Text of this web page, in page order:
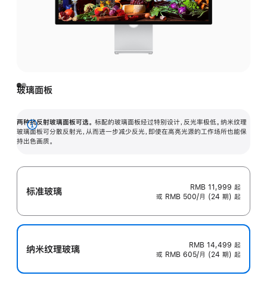
玻璃面板
两种抗反射玻璃面板可选。 标配的玻璃面板经过特别设计，反光率极低。纳米纹理
玻璃面板可分散反射光，从而进一步减少反光，即使在高亮光源的工作场所也能保
持出色画质。
展
开
标准玻璃 RMB 11,999 起
或 RMB 500/月 (24 期) 起
纳米纹理玻璃 RMB 14,499 起
或 RMB 605/月 (24 期) 起